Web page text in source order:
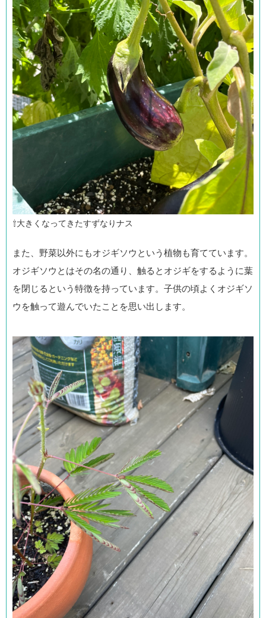
⇧大きくなってきたすずなりナス
また、野菜以外にもオジギソウという植物も育てています。
オジギソウとはその名の通り、触るとオジギをするように葉
を閉じるという特徴を持っています。子供の頃よくオジギソ
ウを触って遊んでいたことを思い出します。